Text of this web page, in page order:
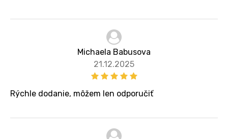
Michaela Babusova
21.12.2025
Rýchle dodanie, môžem len odporučiť